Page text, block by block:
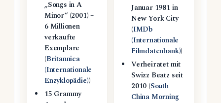
„Songs in A
Minor“ (2001) –
6 Millionen
verkaufte
Exemplare
(Britannica
(Internationale
Enzyklopädie))
15 Grammy
Januar 1981 in
New York City
(IMDb
(Internationale
Filmdatenbank))
Verheiratet mit
Swizz Beatz seit
2010 (South
China Morning